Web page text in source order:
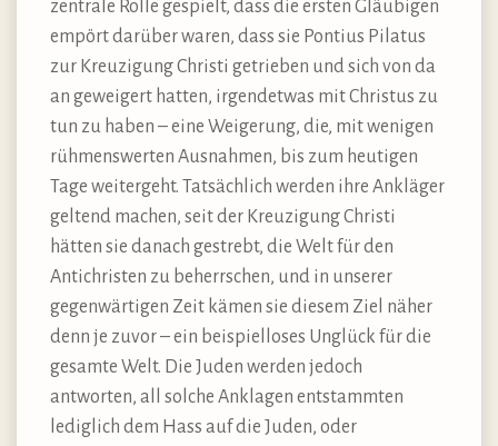
zentrale Rolle gespielt, dass die ersten Gläubigen
empört darüber waren, dass sie Pontius Pilatus
zur Kreuzigung Christi getrieben und sich von da
an geweigert hatten, irgendetwas mit Christus zu
tun zu haben – eine Weigerung, die, mit wenigen
rühmenswerten Ausnahmen, bis zum heutigen
Tage weitergeht. Tatsächlich werden ihre Ankläger
geltend machen, seit der Kreuzigung Christi
hätten sie danach gestrebt, die Welt für den
Antichristen zu beherrschen, und in unserer
gegenwärtigen Zeit kämen sie diesem Ziel näher
denn je zuvor – ein beispielloses Unglück für die
gesamte Welt. Die Juden werden jedoch
antworten, all solche Anklagen entstammten
lediglich dem Hass auf die Juden, oder